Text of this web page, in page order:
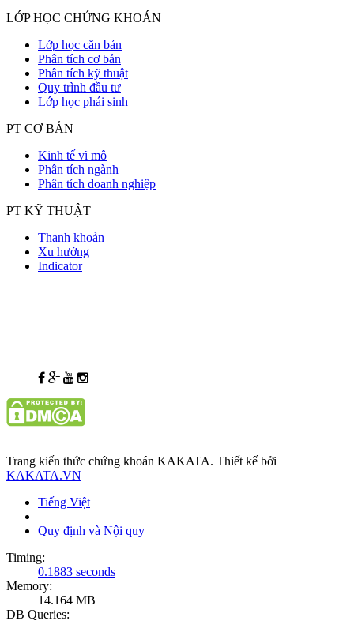
LỚP HỌC CHỨNG KHOÁN
Lớp học căn bản
Phân tích cơ bản
Phân tích kỹ thuật
Quy trình đầu tư
Lớp học phái sinh
PT CƠ BẢN
Kinh tế vĩ mô
Phân tích ngành
Phân tích doanh nghiệp
PT KỸ THUẬT
Thanh khoản
Xu hướng
Indicator
Trang kiến thức chứng khoán KAKATA. Thiết kế bởi
KAKATA.VN
Tiếng Việt
Quy định và Nội quy
Timing:
0.1883 seconds
Memory:
14.164 MB
DB Queries: